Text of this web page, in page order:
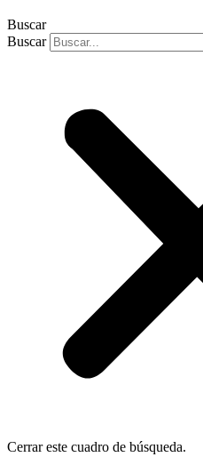
Buscar
Buscar
Cerrar este cuadro de búsqueda.